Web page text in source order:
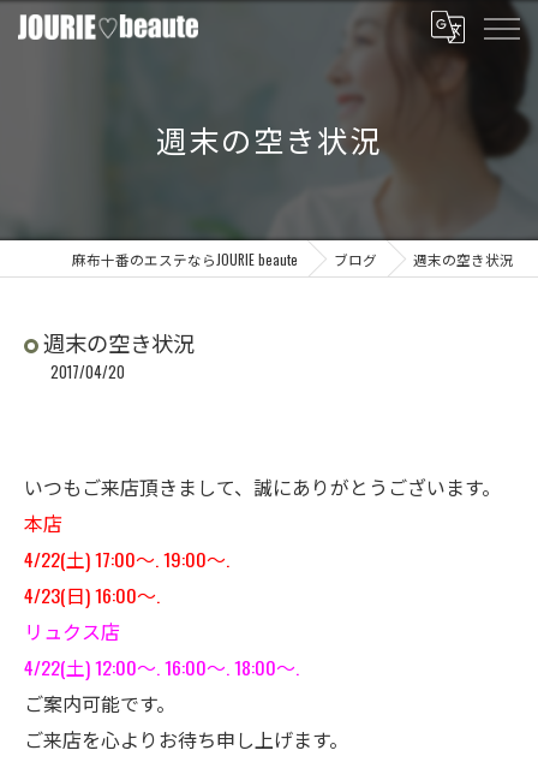
週末の空き状況
麻布十番のエステならJOURIE beaute ブログ 週末の空き状況
週末の空き状況
2017/04/20
いつもご来店頂きまして、誠にありがとうございます。
本店
4/22(土) 17:00〜. 19:00〜.
4/23(日) 16:00〜.
リュクス店
4/22(土) 12:00〜. 16:00〜. 18:00〜.
ご案内可能です。
ご来店を心よりお待ち申し上げます。